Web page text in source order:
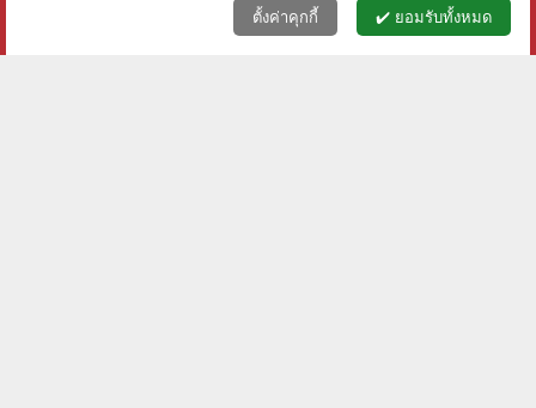
ตะกร้า (0 faceเมนูลูกค้า
ตั้งค่าคุกกี้ ✔️ ยอมรับทั้งหมด